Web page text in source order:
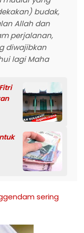
budak,
Allah dan
perjalanan,
diwajibkan
lagi Maha
sering